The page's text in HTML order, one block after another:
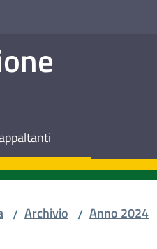
/ Archivio / Anno 2024